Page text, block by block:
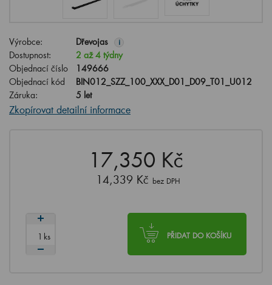
Výrobce: Dřevojas i
Dostupnost:
2 až 4 týdny
Objednací číslo
149666
Objednací kód
BIN012_SZZ_100_XXX_D01_D09_T01_U012
Záruka:
5 let
Zkopírovat detailní informace
17,350 Kč
14,339 Kč bez DPH
PŘIDAT DO KOŠÍKU
ks